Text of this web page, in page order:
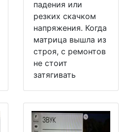
падения или
резких скачком
напряжения. Когда
матрица вышла из
строя, с ремонтов
не стоит
затягивать